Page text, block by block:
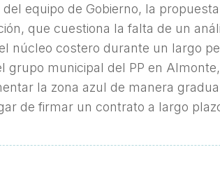
equipo de Gobierno, la
que cuestiona la falta de un
núcleo costero durante un largo
grupo municipal del PP en
la zona azul de manera
de firmar un contrato a largo